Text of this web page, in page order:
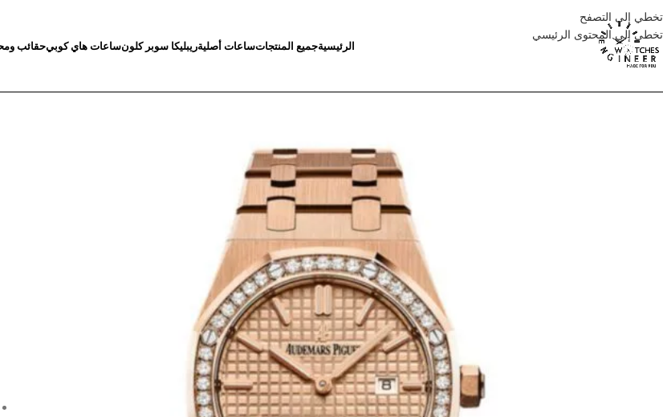
تخطي إلى التصفح
تخطي إلى المحتوى الرئيسي
الرئيسيةجميع المنتجاتساعات أصليةريبليكا سوبر كلونساعات هاي كوبيحقائب